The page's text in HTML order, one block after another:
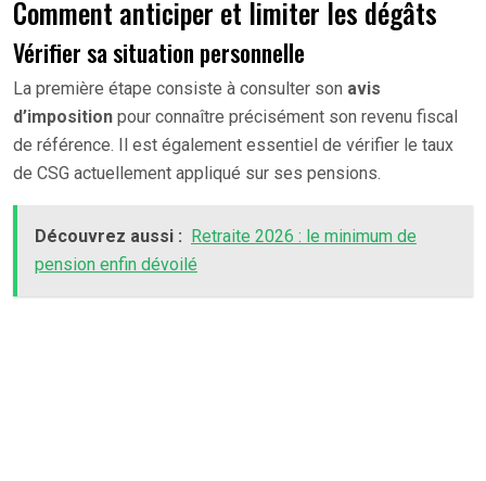
Comment anticiper et limiter les dégâts
Vérifier sa situation personnelle
La première étape consiste à consulter son avis
d’imposition pour connaître précisément son revenu fiscal
de référence. Il est également essentiel de vérifier le taux
de CSG actuellement appliqué sur ses pensions.
Découvrez aussi : Retraite 2026 : le minimum de
pension enfin dévoilé